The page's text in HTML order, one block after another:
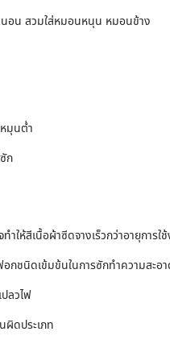
อน สวมใส่หมอนหนุน หมอนข้าง
มุนต่ำ
ก
ให้สีเนื้อผ้าซีดจางเร็วกว่าอายุการใ
กชนิดเข้มข้นในการซักทำความสะอ
ลวไฟ
ผิดประเภท